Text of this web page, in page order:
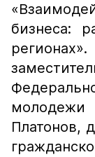
бизнеса:
Платонов,